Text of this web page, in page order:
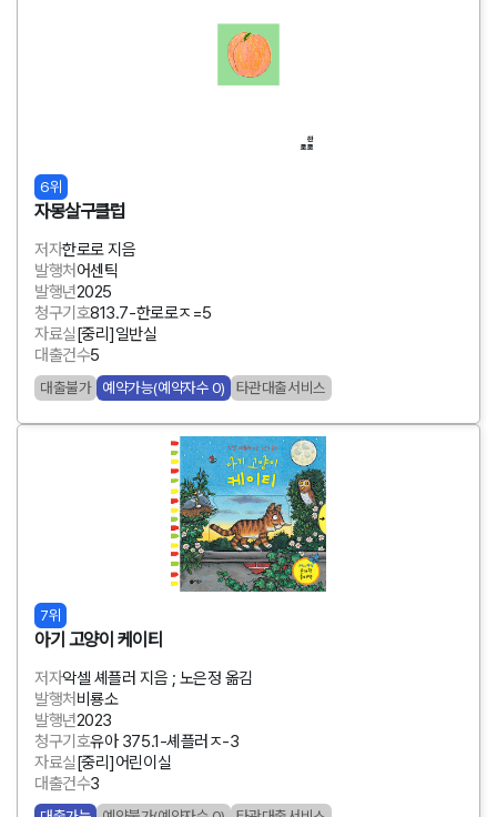
6위
자몽살구클럽
저자한로로 지음
발행처 어센틱
발행년2025
청구기호813.7-한로로ㅈ=5
자료실[중리]일반실
대출건수5
대출불가 예약가능(예약자수 0) 타관대출서비스
7위
아기 고양이 케이티
저자악셀 셰플러 지음 ; 노은정 옮김
발행처 비룡소
발행년2023
청구기호유아 375.1-셰플러ㅈ-3
자료실 [중리]어린이실
대출건수3